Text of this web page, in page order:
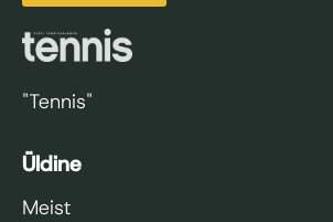
"Tennis"
Üldine
Meist